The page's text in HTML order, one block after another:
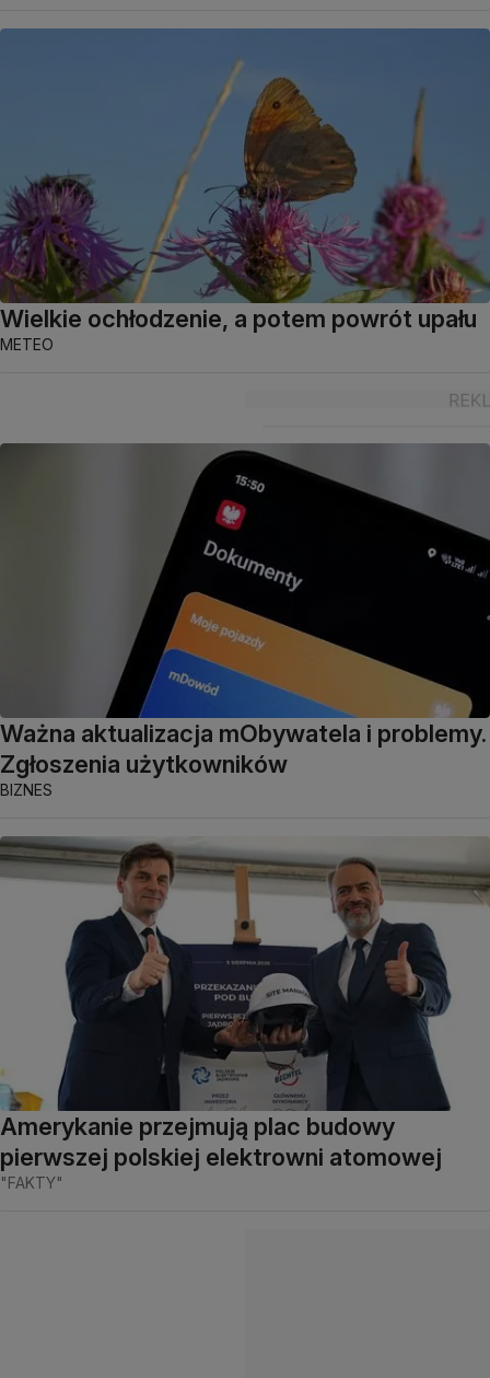
Wielkie ochłodzenie, a potem powrót upału
METEO
Ważna aktualizacja mObywatela i problemy.
Zgłoszenia użytkowników
BIZNES
Amerykanie przejmują plac budowy
pierwszej polskiej elektrowni atomowej
"FAKTY"